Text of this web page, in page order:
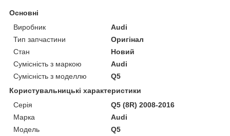
Основні
Виробник
Audi
Тип запчастини
Оригінал
Стан
Новий
Сумісність з маркою
Audi
Сумісність з моделлю
Q5
Користувальницькі характеристики
Серія
Q5 (8R) 2008-2016
Марка
Audi
Модель
Q5